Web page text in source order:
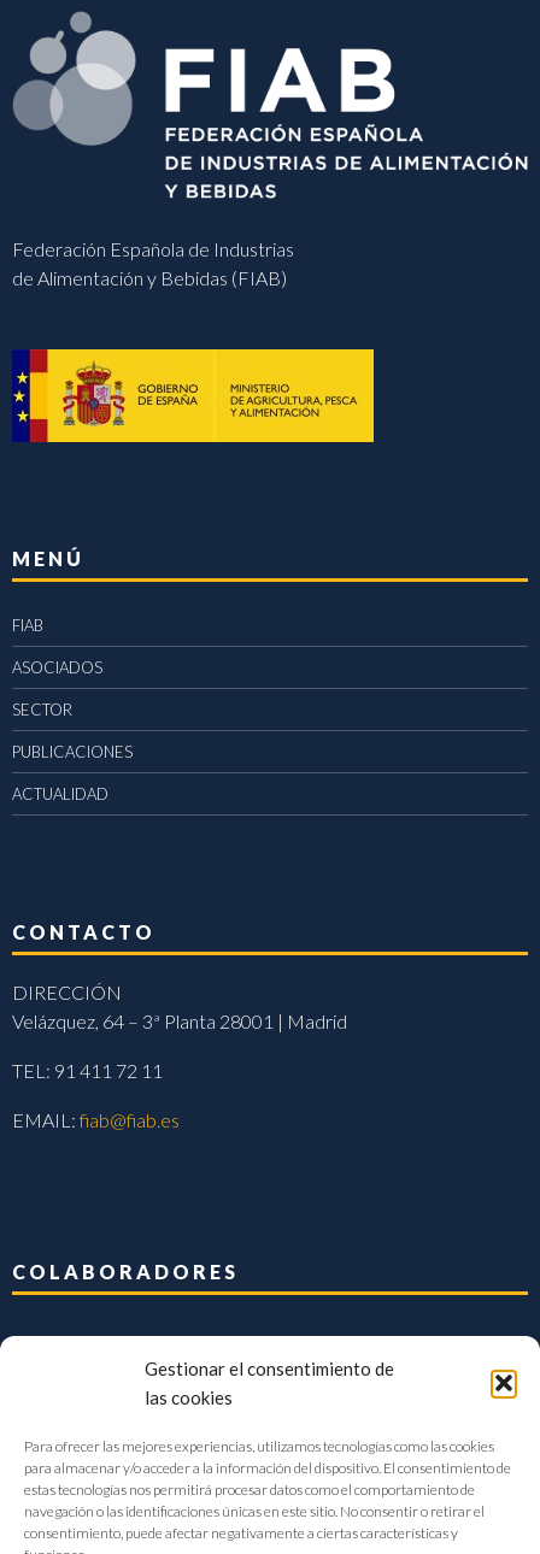
Gestionar el consentimiento de
las cookies
Para ofrecer las mejores experiencias, utilizamos tecnologías como las cookies
para almacenar y/o acceder a la información del dispositivo. El consentimiento de
estas tecnologías nos permitirá procesar datos como el comportamiento de
navegación o las identificaciones únicas en este sitio. No consentir o retirar el
consentimiento, puede afectar negativamente a ciertas características y
Federación Española de Industrias
de Alimentación y Bebidas (FIAB)
MENÚ
FIAB
ASOCIADOS
SECTOR
PUBLICACIONES
ACTUALIDAD
CONTACTO
DIRECCIÓN
Velázquez, 64 – 3ª Planta 28001 | Madrid
TEL: 91 411 72 11
EMAIL:fiab@fiab.es
COLABORADORES